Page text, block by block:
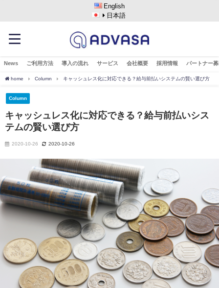
English
日本語
News ご利用方法 導入の流れ サービス 会社概要 採用情報 パートナー
home Column キャッシュレス化に対応できる？給与前払いシステムの賢い選び方
Column
キャッシュレス化に対応できる？給与前払いシス
テムの賢い選び方
2020-10-26 2020-10-26